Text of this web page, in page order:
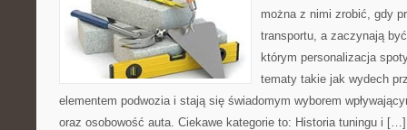
można z nimi zrobić, gdy
transportu, a zaczynają
którym personalizacja
tematy takie jak wydech
elementem podwozia i stają się świadomym wyborem
oraz osobowość auta. Ciekawe kategorie to: Historia tuningu i […]